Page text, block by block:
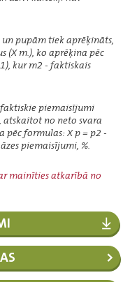
pupām tiek aprēķināts,
(X m.), ko aprēķina pēc
kur m2 - faktiskais
faktiskie piemaisījumi
atskaitot no neto svara
pēc formulas: X p = p2 -
piemaisījumi, %.
mainīties atkarībā no